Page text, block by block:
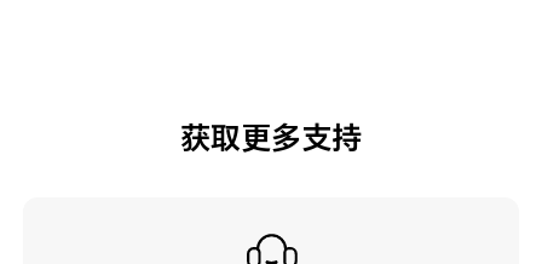
获取更多支持